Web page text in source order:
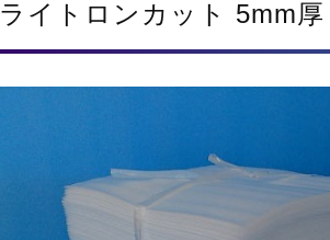
お知らせ 2026.7.24 2026年 夏季休業のお
ライトロンカット 5mm